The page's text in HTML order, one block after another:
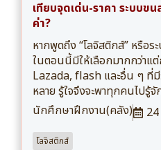
เทียบจุดเด่น-ราคา ระบบข
ค่า?
หากพูดถึง “โลจิสติกส์” หรือ
ในตอนนี้มีให้เลือกมากกว่าแ
Lazada, flash และอื่น ๆ ที่
หลาย รู้ใจจึงจะพาทุกคนไปรู้
นักศึกษาฝึกงาน(คลัง)
โลจิสติกส์